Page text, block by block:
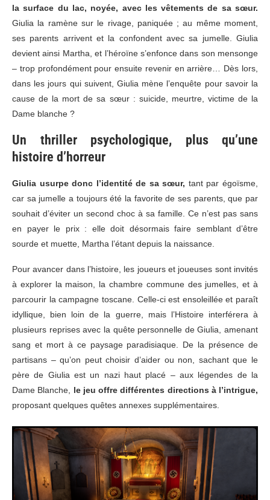
la surface du lac, noyée, avec les vêtements de sa sœur.
Giulia la ramène sur le rivage, paniquée ; au même moment,
ses parents arrivent et la confondent avec sa jumelle. Giulia
devient ainsi Martha, et l’héroïne s’enfonce dans son mensonge
– trop profondément pour ensuite revenir en arrière… Dès lors,
dans les jours qui suivent, Giulia mène l’enquête pour savoir la
cause de la mort de sa sœur : suicide, meurtre, victime de la
Dame blanche ?
Un thriller psychologique, plus qu’une
histoire d’horreur
Giulia usurpe donc l’identité de sa sœur, tant par égoïsme,
car sa jumelle a toujours été la favorite de ses parents, que par
souhait d’éviter un second choc à sa famille. Ce n’est pas sans
en payer le prix : elle doit désormais faire semblant d’être
sourde et muette, Martha l’étant depuis la naissance.
Pour avancer dans l’histoire, les joueurs et joueuses sont invités
à explorer la maison, la chambre commune des jumelles, et à
parcourir la campagne toscane. Celle-ci est ensoleillée et paraît
idyllique, bien loin de la guerre, mais l’Histoire interférera à
plusieurs reprises avec la quête personnelle de Giulia, amenant
sang et mort à ce paysage paradisiaque. De la présence de
partisans – qu’on peut choisir d’aider ou non, sachant que le
père de Giulia est un nazi haut placé – aux légendes de la
Dame Blanche, le jeu offre différentes directions à l’intrigue,
proposant quelques quêtes annexes supplémentaires.